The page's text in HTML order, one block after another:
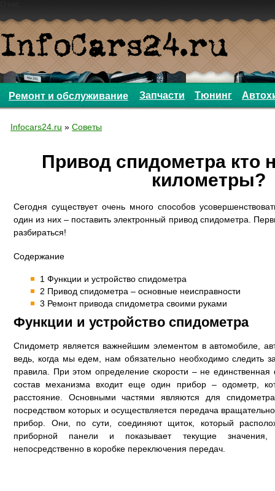
Ремонт и обслуживание Запчасти Тюнинг
Infocars24.ru » Советы
Привод спидометра кто
километры?
Сегодня существует очень много способов
один из них – поставить электронный привод спидометра.
разбираться!
Содержание
1 Функции и устройство спидометра
2 Привод спидометра – основные неисправности
3 Ремонт привода спидометра своими руками
Функции и устройство спидометра
Спидометр является важнейшим элементом в автомобиле,
ведь, когда мы едем, нам обязательно необходимо следить
правила. При этом определение скорости – не единственная
состав механизма входит еще один прибор – одометр,
расстояние. Основными частями являются для
посредством которых и осуществляется передача
прибор. Они, по сути, соединяют щиток, который
приборной панели и показывает текущие
непосредственно в коробке переключения передач.